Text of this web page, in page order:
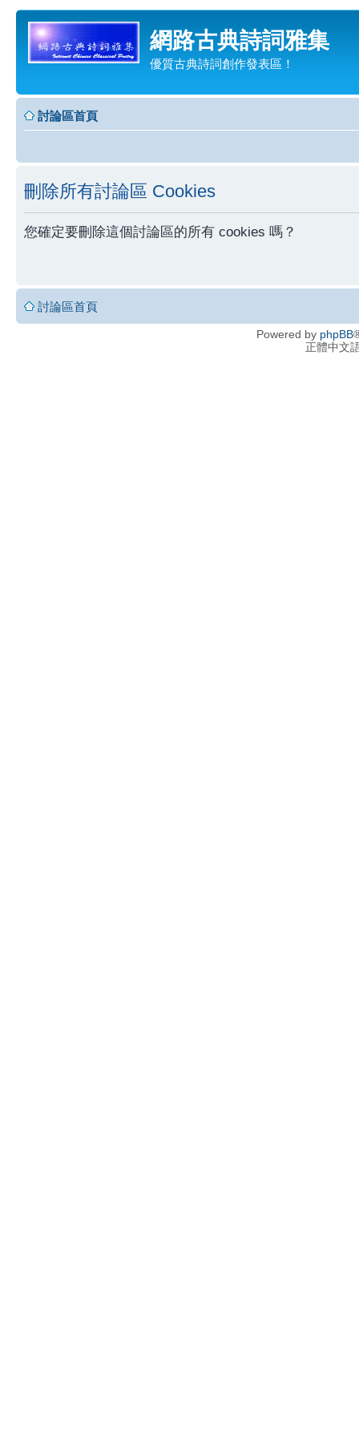
網路古典詩詞雅集
優質古典詩詞創作發表區！
討論區首頁
刪除所有討論區 Cookies
您確定要刪除這個討論區的所有 cookies 嗎？
討論區首頁
Powered by phpBB
正體中文